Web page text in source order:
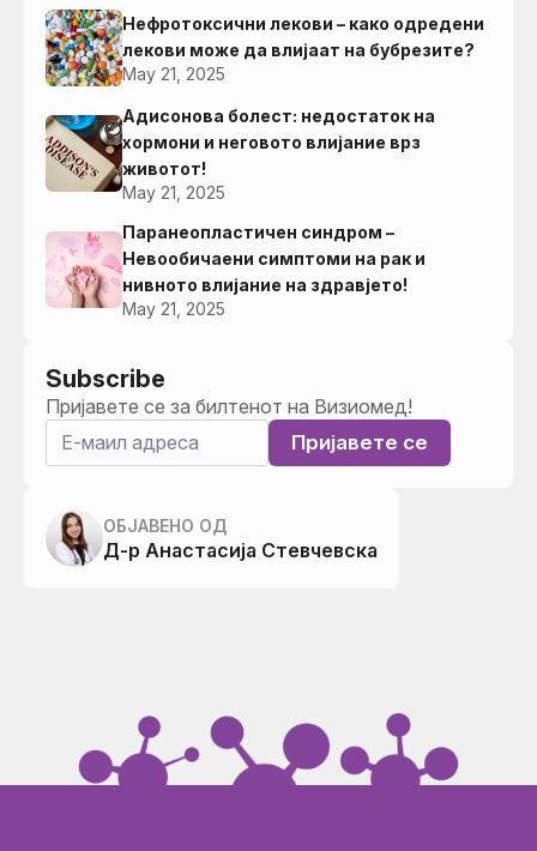
Нефротоксични лекови – како одредени
лекови може да влијаат на бубрезите?
May 21, 2025
Адисонова болест: недостаток на
хормони и неговото влијание врз
животот!
May 21, 2025
Паранеопластичен синдром –
Невообичаени симптоми на рак и
нивното влијание на здравјето!
May 21, 2025
Subscribe
Пријавете се за билтенот на Визиомед!
Пријавете се
ОБЈАВЕНО ОД
Д-р Анастасија Стевчевска